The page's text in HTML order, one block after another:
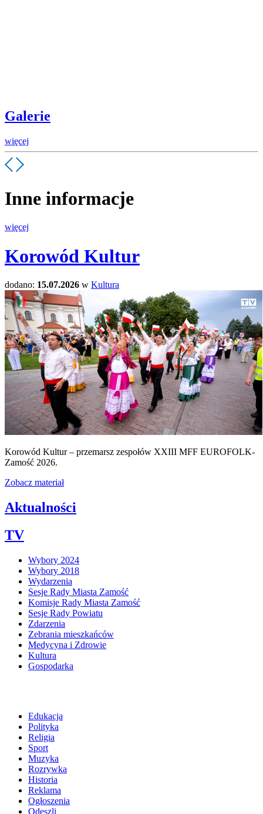
Galerie
więcej
Inne informacje
więcej
Korowód Kultur
dodano: 15.07.2026 w Kultura
Korowód Kultur – przemarsz zespołów XXIII MFF EUROFOLK-
Zamość 2026.
Zobacz materiał
Aktualności
TV
Wybory 2024
Wybory 2018
Wydarzenia
Sesje Rady Miasta Zamość
Komisje Rady Miasta Zamość
Sesje Rady Powiatu
Zdarzenia
Zebrania mieszkańców
Medycyna i Zdrowie
Kultura
Gospodarka
Edukacja
Polityka
Religia
Sport
Muzyka
Rozrywka
Historia
Reklama
Ogłoszenia
Odeszli